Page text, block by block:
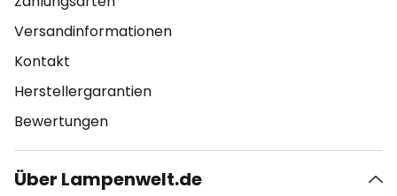
Versandinformationen
Kontakt
Herstellergarantien
Bewertungen
Über Lampenwelt.de